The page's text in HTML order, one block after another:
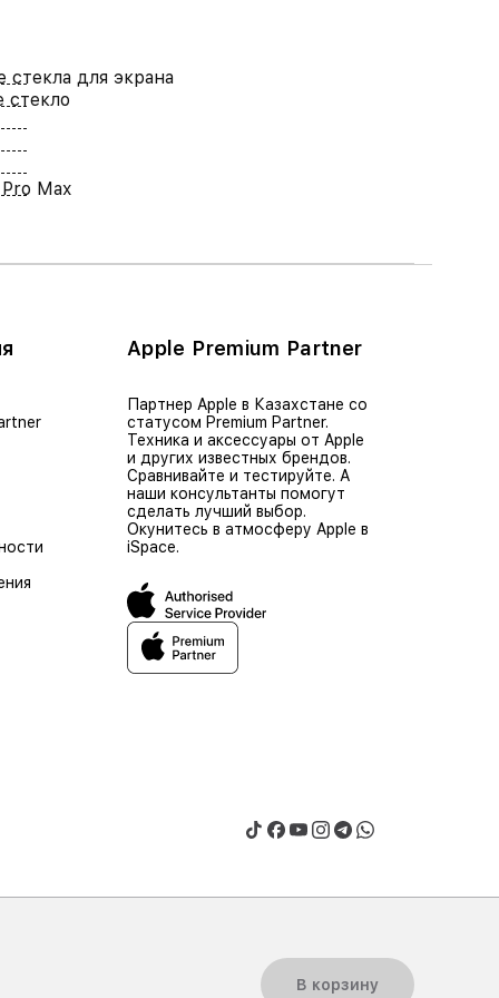
стекла для экрана
стекло
Max
В корзину
Apple Premium Partner
Партнер Apple в Казахстане со
статусом Premium Partner.
Техника и аксессуары от Apple
и других известных брендов.
Сравнивайте и тестируйте. А
наши консультанты помогут
сделать лучший выбор.
Окунитесь в атмосферу Apple в
iSpace.
© 2026 «ASBC KAZAKHSTAN», Все права защищены.